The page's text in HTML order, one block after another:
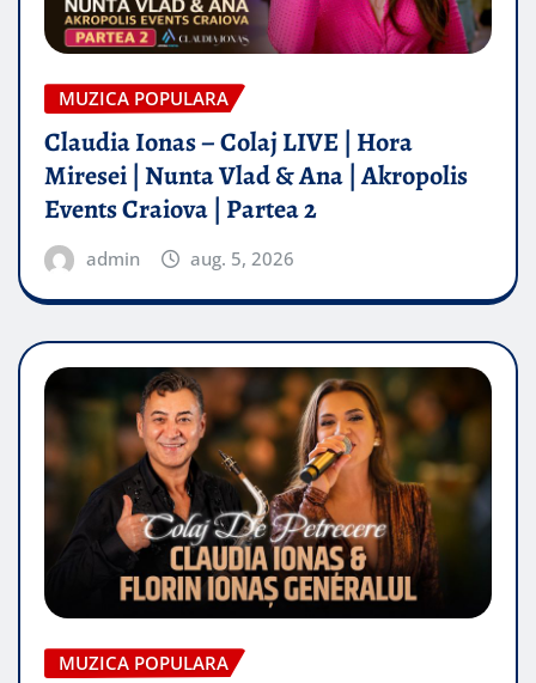
MUZICA POPULARA
Claudia Ionas – Colaj LIVE | Hora
Miresei | Nunta Vlad & Ana | Akropolis
Events Craiova | Partea 2
admin aug. 5, 2026
MUZICA POPULARA